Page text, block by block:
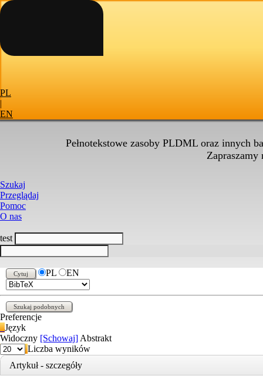
PL
|
EN
Pełnotekstowe zasoby PLDML oraz innych
Zapraszamy
Szukaj
Przeglądaj
Pomoc
O nas
test
PL EN
Preferencje
Język
Widoczny [Schowaj] Abstrakt
Liczba wyników
Artykuł - szczegóły